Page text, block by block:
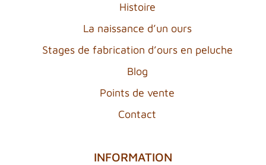
Histoire
La naissance d’un ours
Stages de fabrication d’ours en peluche
Blog
Points de vente
Contact
INFORMATION